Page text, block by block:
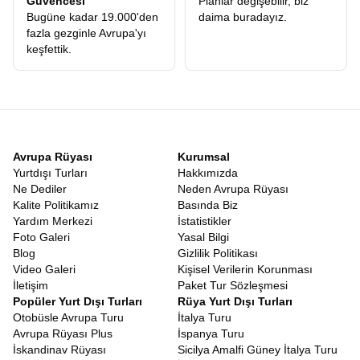
Ödediğiniz ücretin karşılığını, konforlu otellerde, leziz yemeklerde
ve en önemlisi ömür boyu unutamayacağınız anılarda fazlasıyla
alacağınızı garanti ediyoruz.
Uygun Fiyatlı Orta Asya Turu
Kaliteden ödün vermeden ekonomik bir seyahat planlamak
harcamanıza gerek yok. Doğru planlama, güçlü yerel bağlantılar
ve profesyonel operasyon yönetimimiz sayesinde, maliyetleri
minimize ederek bu avantajı doğrudan misafirlerimize
yansıtıyoruz. Böylece rüya gibi bir tatil, ulaşılabilir bir gerçek
haline geliyor.
9 Günlük Orta Asya Turu
Modern yaşamın en büyük sorunu zamansızlıktır. Bu yüzden
programımızı, katılımcılarımızın kısıtlı zamanlarında maksimum
yeri görebilecekleri şekilde optimize ettik.
Orta Asya Turu 9 Gün
süren bu dopdolu programda, tek bir dakikanız bile boşa geçmez.
Her günün planı, yorucu olmayan ama bir o kadar da doyurucu
bir tempoda hazırlanmıştır. 9 günün sonunda geriye dönüp
baktığınızda, sanki aylardır oradaymışsınız gibi derin bir bağ
Bugüne kadar 19.000'den
fazla gezginle Avrupa'yı
keşfettik.
daima buradayız.
Avrupa Rüyası
Yurtdışı Turları
Ne Dediler
Kalite Politikamız
Yardım Merkezi
Foto Galeri
Blog
Video Galeri
İletişim
Kurumsal
Hakkımızda
Neden Avrupa Rüyası
Basında Biz
İstatistikler
Yasal Bilgi
Gizlilik Politikası
Kişisel Verilerin Korunması
Paket Tur Sözleşmesi
Popüler Yurt Dışı Turları
Otobüsle Avrupa Turu
Avrupa Rüyası Plus
İskandinav Rüyası
Rüya Yurt Dışı Turları
İtalya Turu
İspanya Turu
Sicilya Amalfi Güney İtalya Turu